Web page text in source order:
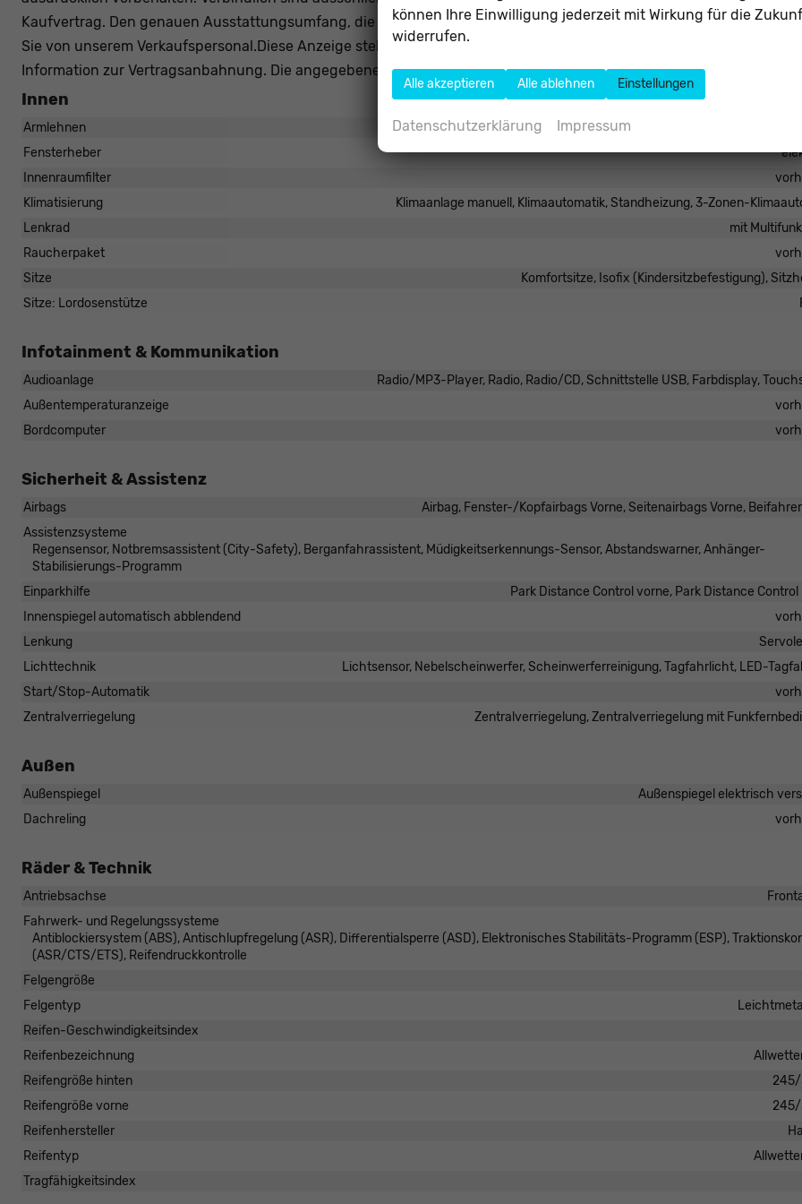
Kaufvertrag. Den genauen Ausstattungsumfang, die exakten Kilometerstände sowie den aktuellen Verkaufspreis
Sie von unserem Verkaufspersonal.Diese Anzeige stellt kein Angebot im Sinne des § 145 BGB dar, sondern dient der
Information zur Vertragsanbahnung. Die angegebenen Verbrauchswerte beziehen sich auf WLTP-Daten.
Innen
Armlehnen
Fensterheber
Innenraumfilter
Klimatisierung
Klimaanlage manuell, Klimaautomatik, Standheizung, 3-Zonen-
Lenkrad
mit
Raucherpaket
Sitze
Komfortsitze, Isofix (Kindersitzbefestigung),
Sitze: Lordosenstütze
Infotainment & Kommunikation
Audioanlage
Radio/MP3-Player, Radio, Radio/CD, Schnittstelle USB, Farbdisplay,
Außentemperaturanzeige
Bordcomputer
Sicherheit & Assistenz
Airbags
Airbag, Fenster-/Kopfairbags Vorne, Seitenairbags Vorne,
Assistenzsysteme
Regensensor, Notbremsassistent (City-Safety), Berganfahrassistent, Müdigkeitserkennungs-Sensor, Abstandswarner, Anhänger-
Stabilisierungs-Programm
Einparkhilfe
Park Distance Control vorne, Park Distance
Innenspiegel automatisch abblendend
Lenkung
Lichttechnik
Lichtsensor, Nebelscheinwerfer, Scheinwerferreinigung, Tagfahrlicht, LED-
Start/Stop-Automatik
Zentralverriegelung
Zentralverriegelung, Zentralverriegelung mit
Außen
Außenspiegel
Außenspiegel elektrisch
Dachreling
Räder & Technik
Antriebsachse
Fahrwerk- und Regelungssysteme
Antiblockiersystem (ABS), Antischlupfregelung (ASR), Differentialsperre (ASD), Elektronisches Stabilitäts-Programm (ESP),
(ASR/CTS/ETS), Reifendruckkontrolle
Felgengröße
Felgentyp
Reifen-Geschwindigkeitsindex
Reifenbezeichnung
Reifengröße hinten
245/
Reifengröße vorne
245/
Reifenhersteller
Reifentyp
Tragfähigkeitsindex
können Ihre Einwilligung jederzeit mit Wirkung für die
widerrufen.
Alle akzeptieren Alle ablehnen Einstellungen
Datenschutzerklärung Impressum